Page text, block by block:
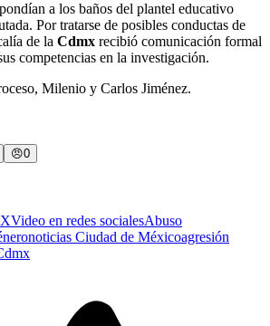
a los baños del plantel educativo
Por tratarse de posibles conductas de
de la Cdmx recibió comunicación formal
competencias en la investigación.
Milenio y Carlos Jiménez.
😠0
Video en redes socialesAbuso
noticias Ciudad de Méxicoagresión